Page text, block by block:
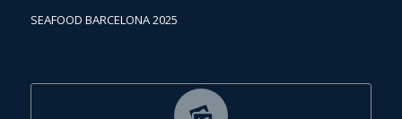
SEAFOOD BARCELONA 2025